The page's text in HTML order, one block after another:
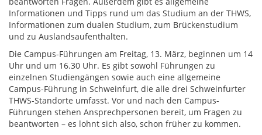
Informationen und Tipps rund um das Studium an der THWS,
Informationen zum dualen Studium, zum Brückenstudium
und zu Auslandsaufenthalten.
Die Campus-Führungen am Freitag, 13. März, beginnen um 14
Uhr und um 16.30 Uhr. Es gibt sowohl Führungen zu
einzelnen Studiengängen sowie auch eine allgemeine
Campus-Führung in Schweinfurt, die alle drei Schweinfurter
THWS-Standorte umfasst. Vor und nach den Campus-
Führungen stehen Ansprechpersonen bereit, um Fragen zu
beantworten – es lohnt sich also, schon früher zu kommen.